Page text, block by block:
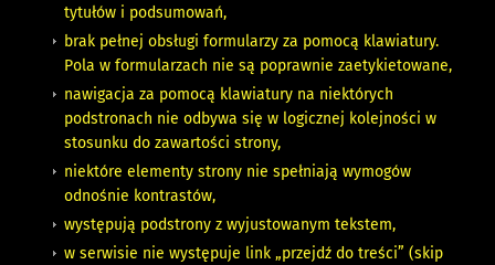
tytułów i podsumowań,
brak pełnej obsługi formularzy za pomocą klawiatury.
Pola w formularzach nie są poprawnie zaetykietowane,
nawigacja za pomocą klawiatury na niektórych
podstronach nie odbywa się w logicznej kolejności w
stosunku do zawartości strony,
niektóre elementy strony nie spełniają wymogów
odnośnie kontrastów,
występują podstrony z wyjustowanym tekstem,
w serwisie nie występuje link „przejdź do treści” (skip